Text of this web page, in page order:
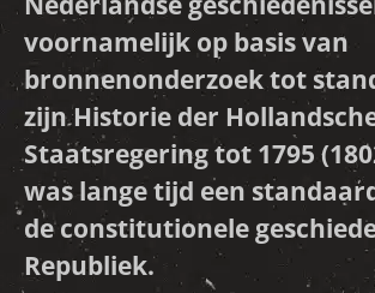
voornamelijk op basis van
bronnenonderzoek tot
zijn Historie der
Staatsregering tot 1795
was lange tijd een
de constitutionele
Republiek.